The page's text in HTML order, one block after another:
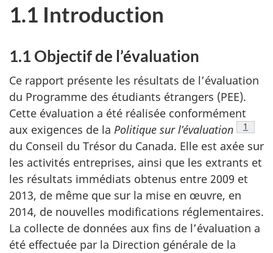
1.1 Introduction
1.1 Objectif de l’évaluation
Ce rapport présente les résultats de l’évaluation
du Programme des étudiants étrangers (PEE).
Cette évaluation a été réalisée conformément
aux exigences de la Politique sur l’évaluation Note
1
du Conseil du Trésor du Canada. Elle est axée sur
les activités entreprises, ainsi que les extrants et
les résultats immédiats obtenus entre 2009 et
2013, de même que sur la mise en œuvre, en
2014, de nouvelles modifications réglementaires.
La collecte de données aux fins de l’évaluation a
été effectuée par la Direction générale de la